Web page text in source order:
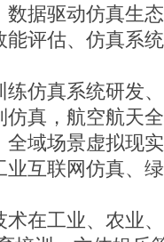
据驱动仿真生
能评估、仿真系
仿真系统研发
真，航空航天
域场景虚拟现
互联网仿真、
在工业、农业